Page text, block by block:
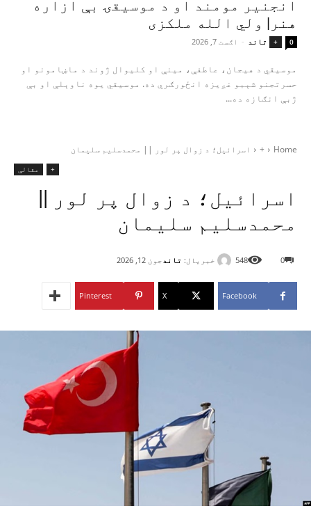
انجنیر مومند او د موسیقۍ بې‌ ازاره
هنر| ولي الله ملکزی
+ تاند - اګست 7, 2026 0
موسیقي د هیجان، عاطفې، مینې او کلیوال ژوند د ماښامونو او
حسرتجنو شېبو غږیزه انځورګري ده. موسیقي یوه ناوېلې او بې‌
ژبې انګازه ده...